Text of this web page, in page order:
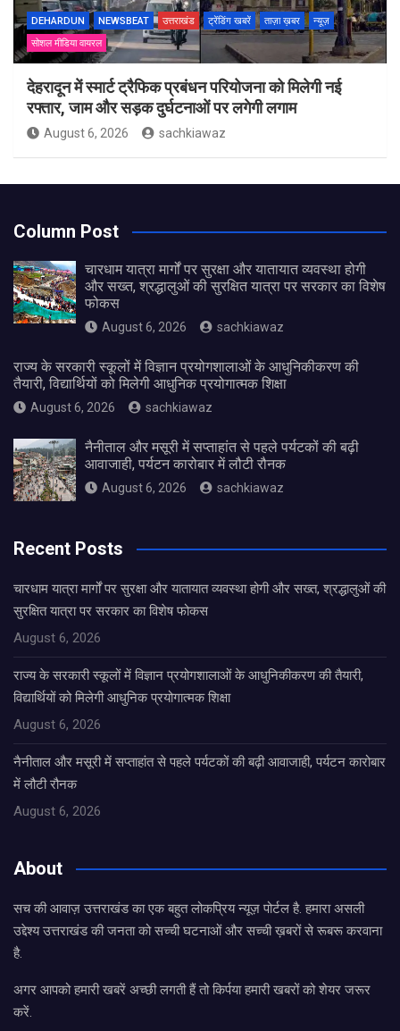
DEHARDUN NEWSBEAT उत्तराखंड ट्रेंडिंग खबरें ताज़ा ख़बर
न्यूज़
सोशल मीडिया वायरल
देहरादून में स्मार्ट ट्रैफिक प्रबंधन परियोजना को मिलेगी नई
रफ्तार, जाम और सड़क दुर्घटनाओं पर लगेगी लगाम
August 6, 2026 sachkiawaz
Column Post
चारधाम यात्रा मार्गों पर सुरक्षा और यातायात व्यवस्था होगी
और सख्त, श्रद्धालुओं की सुरक्षित यात्रा पर सरकार का विशेष
फोकस
August 6, 2026 sachkiawaz
राज्य के सरकारी स्कूलों में विज्ञान प्रयोगशालाओं के आधुनिकीकरण की
तैयारी, विद्यार्थियों को मिलेगी आधुनिक प्रयोगात्मक शिक्षा
August 6, 2026 sachkiawaz
नैनीताल और मसूरी में सप्ताहांत से पहले पर्यटकों की बढ़ी
आवाजाही, पर्यटन कारोबार में लौटी रौनक
August 6, 2026 sachkiawaz
Recent Posts
चारधाम यात्रा मार्गों पर सुरक्षा और यातायात व्यवस्था होगी और सख्त, श्रद्धालुओं की
सुरक्षित यात्रा पर सरकार का विशेष फोकस
August 6, 2026
राज्य के सरकारी स्कूलों में विज्ञान प्रयोगशालाओं के आधुनिकीकरण की तैयारी,
विद्यार्थियों को मिलेगी आधुनिक प्रयोगात्मक शिक्षा
August 6, 2026
नैनीताल और मसूरी में सप्ताहांत से पहले पर्यटकों की बढ़ी आवाजाही, पर्यटन कारोबार
में लौटी रौनक
August 6, 2026
About
सच की आवाज़ उत्तराखंड का एक बहुत लोकप्रिय न्यूज़ पोर्टल है. हमारा असली
उद्देश्य उत्तराखंड की जनता को सच्ची घटनाओं और सच्ची ख़बरों से रूबरू करवाना
है.
अगर आपको हमारी खबरें अच्छी लगती हैं तो किर्पया हमारी खबरों को शेयर जरूर
करें.